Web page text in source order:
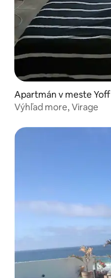
Apartmán v meste Yoff
Výhľad more, Virage